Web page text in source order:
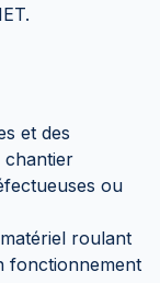
et des
chantier
ou
roulant
fonctionnement